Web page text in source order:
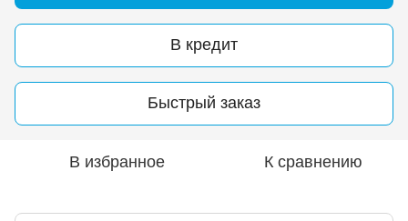
В кредит
Быстрый заказ
В избранное К сравнению